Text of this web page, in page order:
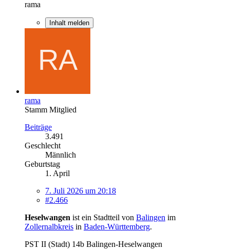
rama
Inhalt melden
rama
Stamm Mitglied
Beiträge
3.491
Geschlecht
Männlich
Geburtstag
1. April
7. Juli 2026 um 20:18
#2.466
Heselwangen ist ein Stadtteil von Balingen im
Zollernalbkreis in Baden-Württemberg.
PST II (Stadt) 14b Balingen-Heselwangen